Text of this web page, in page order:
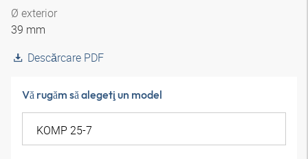
Ø exterior
39 mm
Descărcare PDF
Vă rugăm să alegeţi un model